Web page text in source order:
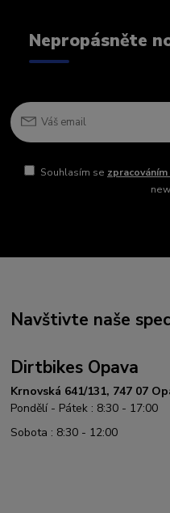
Nepropásněte
Souhlasím se
Navštivte naše
Dirtbikes Opava
Krnovská 641/131, 747 07
Pondělí - Pátek : 8:30 - 17:00
Sobota : 8:30 - 12:00